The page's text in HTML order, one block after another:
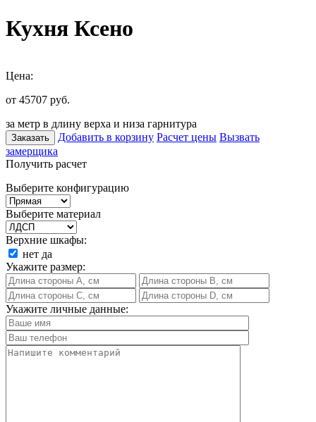
Кухня Ксено
Цена:
от 45707 руб.
за метр в длину верха и низа гарнитура
Заказать Добавить в корзину Расчет цены Вызвать
замерщика
Получить расчет
Выберите конфигурацию
Выберите материал
Верхние шкафы:
нет да
Укажите размер:
Укажите личные данные: